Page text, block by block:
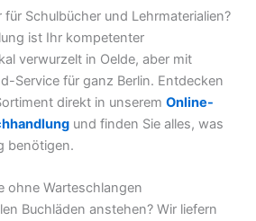
Schulbücher und Lehrmaterialien?
ist Ihr kompetenter
verwurzelt in Oelde, aber mit
Service für ganz Berlin. Entdecken
direkt in unserem Online-
und finden Sie alles, was
benötigen.
ohne Warteschlangen
Buchläden anstehen? Wir liefern